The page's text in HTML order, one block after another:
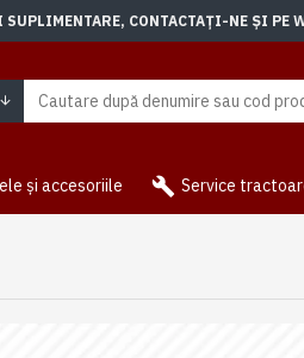
CONTACTAȚI-NE ȘI PE
și accesoriile Service